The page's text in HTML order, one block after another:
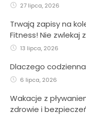
27 lipca, 2026
Trwają zapisy na
Fitness! Nie zwlekaj
13 lipca, 2026
Dlaczego
6 lipca, 2026
Wakacje z
zdrowie i